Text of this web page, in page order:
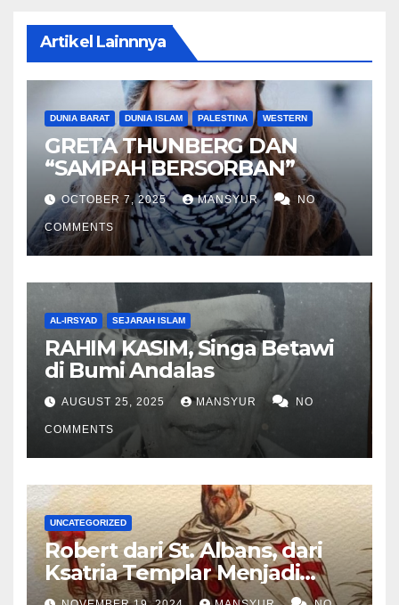
Artikel Lainnnya
DUNIA BARAT DUNIA ISLAM PALESTINA WESTERN
GRETA THUNBERG DAN
“SAMPAH BERSORBAN”
OCTOBER 7, 2025 MANSYUR NO
COMMENTS
AL-IRSYAD SEJARAH ISLAM
RAHIM KASIM, Singa Betawi
di Bumi Andalas
AUGUST 25, 2025 MANSYUR NO
COMMENTS
UNCATEGORIZED
Robert dari St. Albans, dari
Ksatria Templar Menjadi
Komandan Pasukan